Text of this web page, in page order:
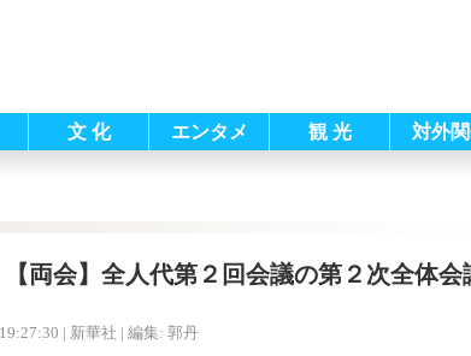
文 化 エンタメ 観 光 対外
【両会】全人代第２回会議の第２次全体会
| 新華社 | 編集: 郭丹